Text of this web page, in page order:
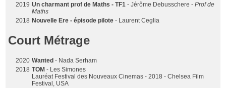
2019 Un charmant prof de Maths - TF1 - Jérôme Debusschere -Prof de
Maths
2018 Nouvelle Ere - épisode pilote - Laurent Ceglia
Court Métrage
2020 Wanted - Nada Serham
2018 TOM - Les Simones
Lauréat Festival des Nouveaux Cinemas - 2018 - Chelsea Film
Festival, USA